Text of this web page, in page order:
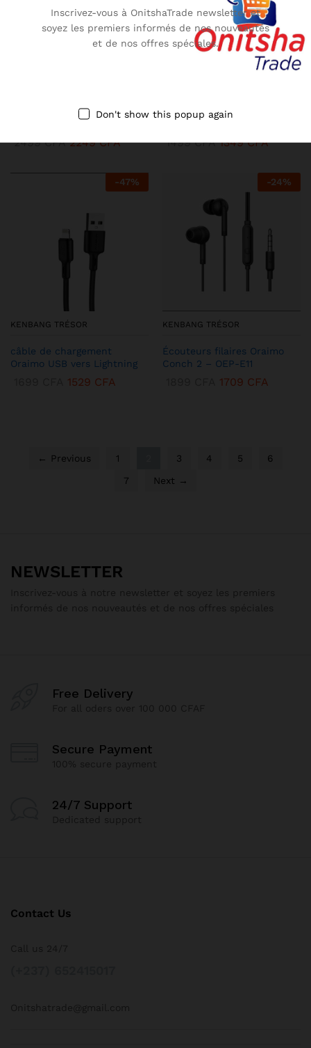
Extrain Fruits – Concentré
2499CFA 2249CFA
Câble de chargement
1499CFA 1349CFA
-47%
KENBANG TRÉSOR
câble de chargement
Oraimo USB vers Lightning
1529 CFA
-24%
KENBANG TRÉSOR
Écouteurs filaires Oraimo
Conch 2 – OEP-E11
1709 CFA
← Previous 1 3 4 5
6
7
Next →
NEWSLETTER
Free Delivery
Secure Payment
24/7 Support
Contact Us
Inscrivez-vous à OnitshaTrade newsletter et
soyez les premiers informés de nos nouveautés
et de nos offres spéciales.
Don't show this popup again